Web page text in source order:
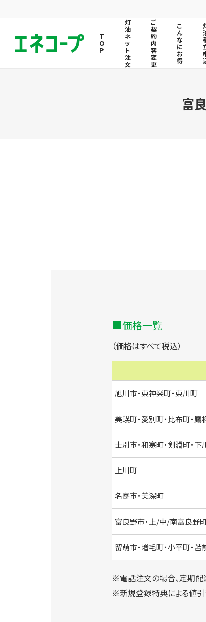
灯
油
ネ
ッ
ト
注
文
ご
契
約
内
容
変
更
こ
ん
な
に
お
得
富
価格一覧
（価格はすべて税込）
旭川市・東神楽町・東川町
美瑛町・愛別町・比布町・鷹
士別市・和寒町・剣淵町・下
上川町
名寄市・美深町
富良野市・上/中/南富良野
留萌市・増毛町・小平町・苫
※電話注文の場合、定期
※新規登録特典による値